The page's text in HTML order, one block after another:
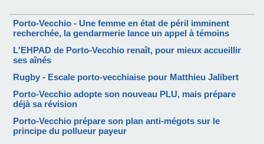
Porto-Vecchio - Une femme en état de péril imminent
recherchée, la gendarmerie lance un appel à témoins
L'EHPAD de Porto-Vecchio renaît, pour mieux accueillir
ses aînés
Rugby - Escale porto-vecchiaise pour Matthieu Jalibert
Porto-Vecchio adopte son nouveau PLU, mais prépare
déjà sa révision
Porto-Vecchio prépare son plan anti-mégots sur le
principe du pollueur payeur